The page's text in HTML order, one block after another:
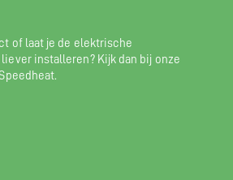
of laat je de elektrische
installeren? Kijk dan bij onze